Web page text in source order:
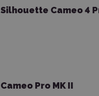
Silhouette Cameo 4
Cameo Pro MK II